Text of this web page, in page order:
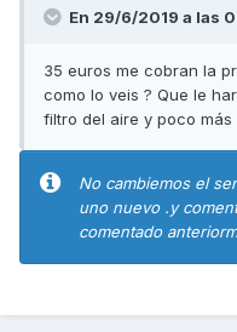
En 29/6/2019 a las
35 euros me cobran la
como lo veis ? Que le
filtro del aire y poco más
No cambiemos el
uno nuevo .y
comentado